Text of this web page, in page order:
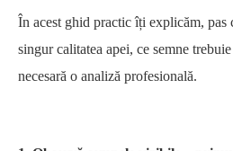
În acest ghid practic îți explicăm, pas
singur calitatea apei, ce semne
necesară o analiză profesională.